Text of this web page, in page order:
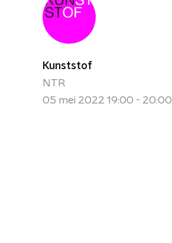
Kunststof
NTR
05 mei 2022 19:00 - 20:00